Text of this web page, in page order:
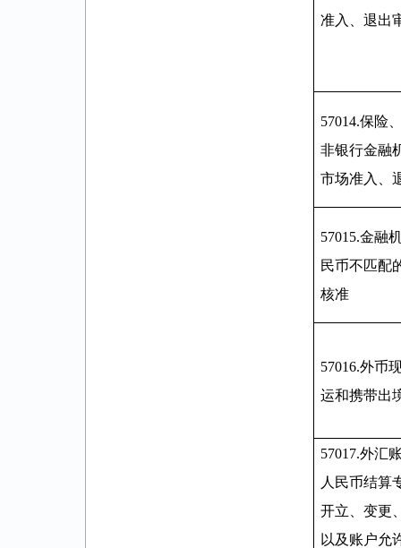
准入、退出
57014.保险
非银行金融
市场准入、
57015.金融
民币不匹配
核准
57016.外币
运和携带出
57017.外汇
人民币结算
开立、变更
以及账户允